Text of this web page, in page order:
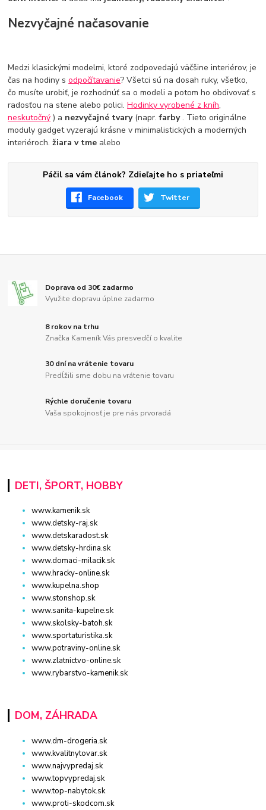
Nezvyčajné načasovanie
Medzi klasickými modelmi, ktoré zodpovedajú väčšine interiérov, je
čas na hodiny sodpočítavanie? Všetci sú na dosah ruky, všetko,
čo musíte urobiť, je rozhodnúť sa o modeli a potom ho obdivovať s
radosťou na stene alebo polici.Hodinky vyrobené z kníh,
neskutočný ) a nezvyčajné tvary (napr.farby. Tieto originálne
moduly gadget vyzerajú krásne v minimalistických a moderných
interiéroch.žiara v tme alebo
Páčil sa vám článok? Zdieľajte ho s priateľmi
Facebook Twitter
Doprava od 30€ zadarmo
Využite dopravu úplne zadarmo
8 rokov na trhu
Značka Kameník Vás presvedčí o kvalite
30 dní na vrátenie tovaru
Predĺžili sme dobu na vrátenie tovaru
Rýchle doručenie tovaru
Vaša spokojnosť je pre nás prvoradá
DETI, ŠPORT, HOBBY
www.kamenik.sk
www.detsky-raj.sk
www.detskaradost.sk
www.detsky-hrdina.sk
www.domaci-milacik.sk
www.hracky-online.sk
www.kupelna.shop
www.stonshop.sk
www.sanita-kupelne.sk
www.skolsky-batoh.sk
www.sportaturistika.sk
www.potraviny-online.sk
www.zlatnictvo-online.sk
www.rybarstvo-kamenik.sk
DOM, ZÁHRADA
www.dm-drogeria.sk
www.kvalitnytovar.sk
www.najvypredaj.sk
www.topvypredaj.sk
www.top-nabytok.sk
www.proti-skodcom.sk